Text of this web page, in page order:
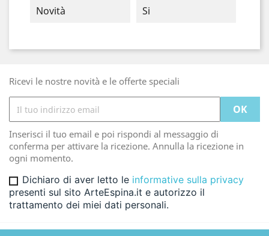
Novità Si
Ricevi le nostre novità e le offerte speciali
Inserisci il tuo email e poi rispondi al messaggio di
conferma per attivare la ricezione. Annulla la ricezione in
ogni momento.
Dichiaro di aver letto le informative sulla privacy
presenti sul sito ArteEspina.it e autorizzo il
trattamento dei miei dati personali.